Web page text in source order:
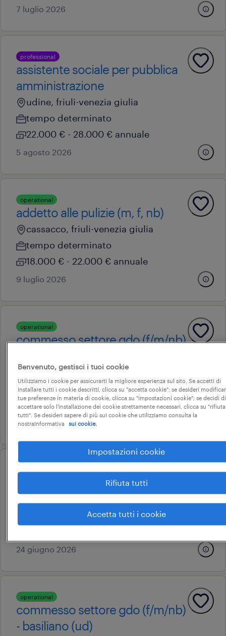
7 luglio 2026
professional
assistente sociale per pubblica
amministrazione
udine, friuli-venezia giulia
tempo determinato
22.000 € - 28.000 € annuale
5 agosto 2026
operational
addetto alle pulizie (m, f, nb)
cassacco, friuli-venezia giulia
tempo determinato
18.000 € - 22.000 € annuale
9 luglio 2026
operational
commesso settore gdo (f/m/nb)
udine, friuli-venezia giulia
tempo determinato
22.000 € - 28.000 € annuale
4 agosto 2026
tempo determinato
24 giugno 2026
operational
commesso settore gdo (f/m/nb)
- basiliano (ud)
Benvenuto, gestisci i tuoi cookie
Utilizziamo i cookie per assicurarti la migliore esperienza sul sito. Se accetti di
installare tutti i cookie descritti, clicca su "accetta cookie"; se desideri
tue preferenze in materia di cookie, clicca su "impostazioni cookie"; se decidi di
accettare solo l'installazione dei cookie strettamente necessari, clicca su "rifiuta
tutti". Se desideri sapere di più sui cookie che utilizziamo consulta la
nostraInformativa
sui cookie.
Impostazioni cookie
Rifiuta tutti
Accetta tutti i cookie